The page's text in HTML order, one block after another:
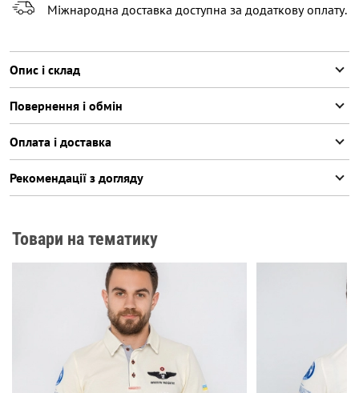
Міжнародна доставка доступна за додаткову оплату.
Опис і склад
Повернення і обмін
Оплата і доставка
Рекомендації з догляду
Товари на тематику